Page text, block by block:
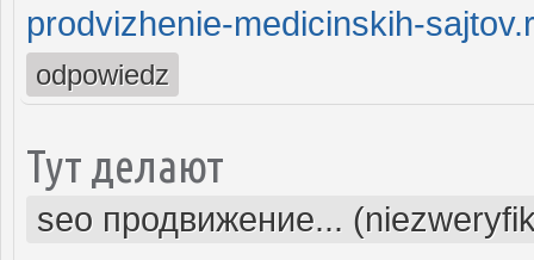
prodvizhenie-medicinskih-
odpowiedz
Тут делают
seo продвижение...